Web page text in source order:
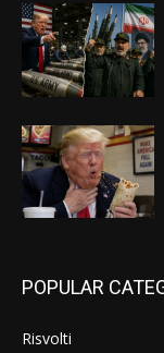
POPULAR
Risvolti